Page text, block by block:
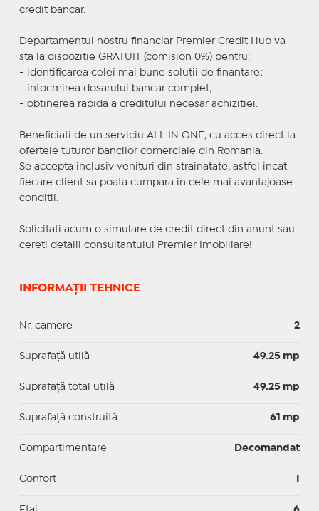
credit bancar.
Departamentul nostru financiar Premier Credit Hub va
sta la dispozitie GRATUIT (comision 0%) pentru:
- identificarea celei mai bune solutii de finantare;
- intocmirea dosarului bancar complet;
- obtinerea rapida a creditului necesar achizitiei.
Beneficiati de un serviciu ALL IN ONE, cu acces direct la
ofertele tuturor bancilor comerciale din Romania.
Se accepta inclusiv venituri din strainatate, astfel incat
fiecare client sa poata cumpara in cele mai avantajoase
conditii.
Solicitati acum o simulare de credit direct din anunt sau
cereti detalii consultantului Premier Imobiliare!
INFORMAȚII TEHNICE
Nr. camere 2
Suprafaţă utilă 49.25 mp
Suprafaţă total utilă 49.25 mp
Suprafaţă construită 61 mp
Compartimentare Decomandat
Confort